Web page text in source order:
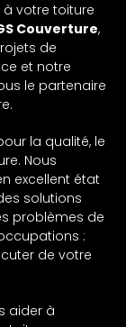
votre toiture
Couverture,
de
et notre
le partenaire
la qualité, le
Nous
excellent état
solutions
problèmes de
:
de votre
aider à